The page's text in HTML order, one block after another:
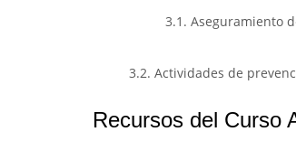
3.1. Aseguramiento
3.2. Actividades de
Recursos del Curso